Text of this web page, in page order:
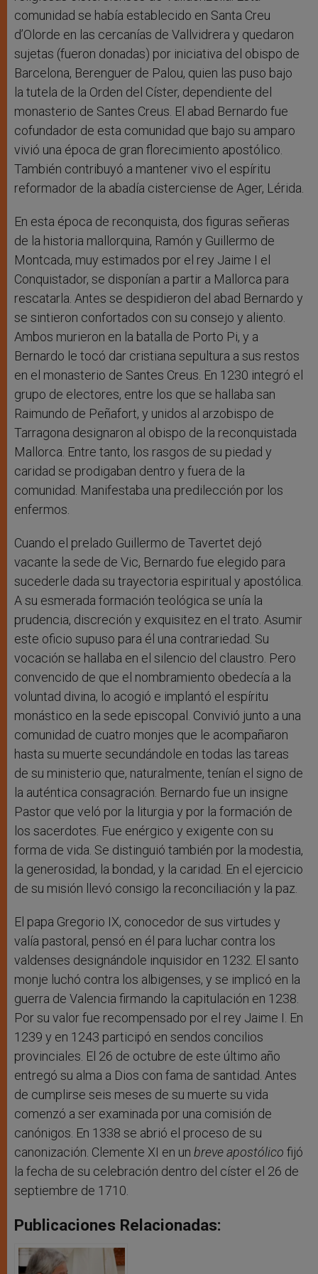
comunidad se había establecido en Santa Creu
d’Olorde en las cercanías de Vallvidrera y quedaron
sujetas (fueron donadas) por iniciativa del obispo de
Barcelona, Berenguer de Palou, quien las puso bajo
la tutela de la Orden del Císter, dependiente del
monasterio de Santes Creus. El abad Bernardo fue
cofundador de esta comunidad que bajo su amparo
vivió una época de gran florecimiento apostólico.
También contribuyó a mantener vivo el espíritu
reformador de la abadía cisterciense de Ager, Lérida.
En esta época de reconquista, dos figuras señeras
de la historia mallorquina, Ramón y Guillermo de
Montcada, muy estimados por el rey Jaime I el
Conquistador, se disponían a partir a Mallorca para
rescatarla. Antes se despidieron del abad Bernardo y
se sintieron confortados con su consejo y aliento.
Ambos murieron en la batalla de Porto Pi, y a
Bernardo le tocó dar cristiana sepultura a sus restos
en el monasterio de Santes Creus. En 1230 integró el
grupo de electores, entre los que se hallaba san
Raimundo de Peñafort, y unidos al arzobispo de
Tarragona designaron al obispo de la reconquistada
Mallorca. Entre tanto, los rasgos de su piedad y
caridad se prodigaban dentro y fuera de la
comunidad. Manifestaba una predilección por los
enfermos.
Cuando el prelado Guillermo de Tavertet dejó
vacante la sede de Vic, Bernardo fue elegido para
sucederle dada su trayectoria espiritual y apostólica.
A su esmerada formación teológica se unía la
prudencia, discreción y exquisitez en el trato. Asumir
este oficio supuso para él una contrariedad. Su
vocación se hallaba en el silencio del claustro. Pero
convencido de que el nombramiento obedecía a la
voluntad divina, lo acogió e implantó el espíritu
monástico en la sede episcopal. Convivió junto a una
comunidad de cuatro monjes que le acompañaron
hasta su muerte secundándole en todas las tareas
de su ministerio que, naturalmente, tenían el signo de
la auténtica consagración. Bernardo fue un insigne
Pastor que veló por la liturgia y por la formación de
los sacerdotes. Fue enérgico y exigente con su
forma de vida. Se distinguió también por la modestia,
la generosidad, la bondad, y la caridad. En el ejercicio
de su misión llevó consigo la reconciliación y la paz.
El papa Gregorio IX, conocedor de sus virtudes y
valía pastoral, pensó en él para luchar contra los
valdenses designándole inquisidor en 1232. El santo
monje luchó contra los albigenses, y se implicó en la
guerra de Valencia firmando la capitulación en 1238.
Por su valor fue recompensado por el rey Jaime I. En
1239 y en 1243 participó en sendos concilios
provinciales. El 26 de octubre de este último año
entregó su alma a Dios con fama de santidad. Antes
de cumplirse seis meses de su muerte su vida
comenzó a ser examinada por una comisión de
canónigos. En 1338 se abrió el proceso de su
canonización. Clemente XI en un breve apostólico fijó
la fecha de su celebración dentro del císter el 26 de
septiembre de 1710.
Publicaciones Relacionadas: